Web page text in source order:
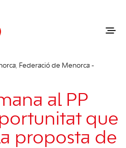
, Federació de Menorca -
al PP
que
proposta de